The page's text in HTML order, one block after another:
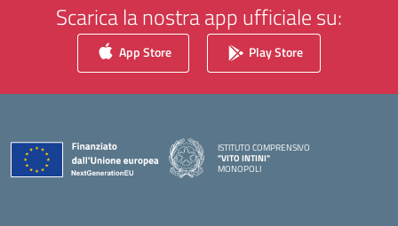
Scarica la nostra app ufficiale su:
App Store Play Store
ISTITUTO COMPRENSIVO
"VITO INTINI"
MONOPOLI